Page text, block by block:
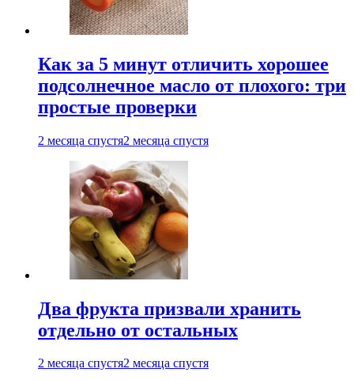
Как за 5 минут отличить хорошее
подсолнечное масло от плохого: три
простые проверки
2 месяца спустя2 месяца спустя
Два фрукта призвали хранить
отдельно от остальных
2 месяца спустя2 месяца спустя